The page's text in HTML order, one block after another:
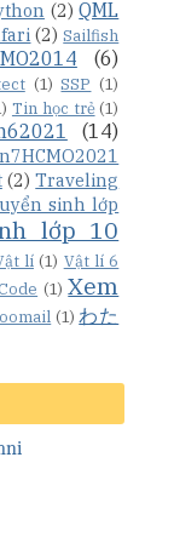
(2) QML
(2) Sailfish
(6)
(1) SSP (1)
Tin học trẻ (1)
(14)
(2) Traveling
sinh lớp
lớp 10
lí (1) Vật lí 6
(1) Xem
(1) わた